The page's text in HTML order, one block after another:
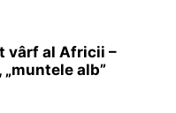
vârf al Africii –
alb”